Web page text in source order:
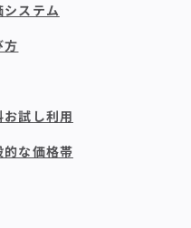
システム
方
試し利用
な価格帯